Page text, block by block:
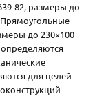
82, размеры до
до 230×100
для целей